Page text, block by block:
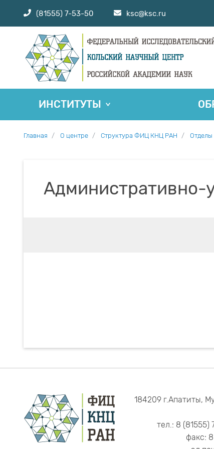
(81555) 7-53-50 ksc@ksc.ru
ИНСТИТУТЫ
Главная О центре Структура ФИЦ КНЦ РАН Отделы
Административно-
184209 г.Апатиты,
тел.: 8
факс: